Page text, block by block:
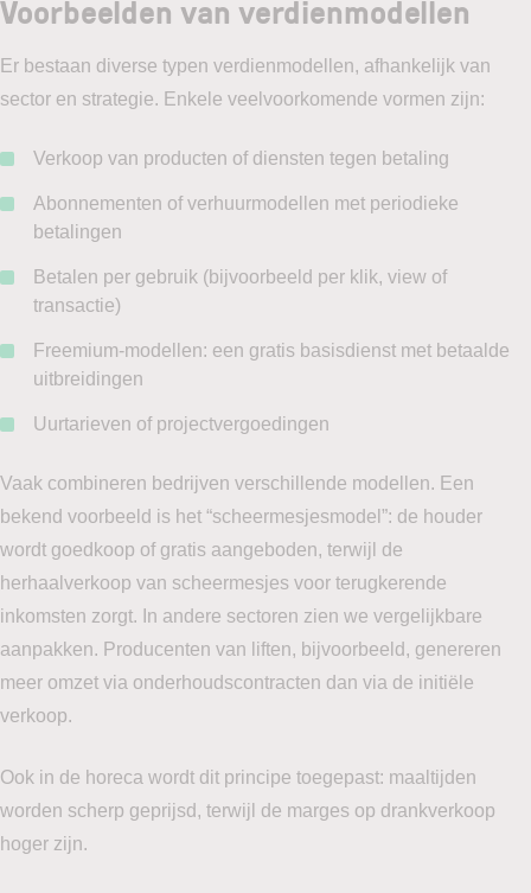
Voorbeelden van verdienmodellen
Er bestaan diverse typen verdienmodellen, afhankelijk van
sector en strategie. Enkele veelvoorkomende vormen zijn:
Verkoop van producten of diensten tegen betaling
Abonnementen of verhuurmodellen met periodieke
betalingen
Betalen per gebruik (bijvoorbeeld per klik, view of
transactie)
Freemium-modellen: een gratis basisdienst met betaalde
uitbreidingen
Uurtarieven of projectvergoedingen
Vaak combineren bedrijven verschillende modellen. Een
bekend voorbeeld is het “scheermesjesmodel”: de houder
wordt goedkoop of gratis aangeboden, terwijl de
herhaalverkoop van scheermesjes voor terugkerende
inkomsten zorgt. In andere sectoren zien we vergelijkbare
aanpakken. Producenten van liften, bijvoorbeeld, genereren
meer omzet via onderhoudscontracten dan via de initiële
verkoop.
Ook in de horeca wordt dit principe toegepast: maaltijden
worden scherp geprijsd, terwijl de marges op drankverkoop
hoger zijn.